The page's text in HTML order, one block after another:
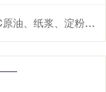
粉、原木、棉花涨超1%